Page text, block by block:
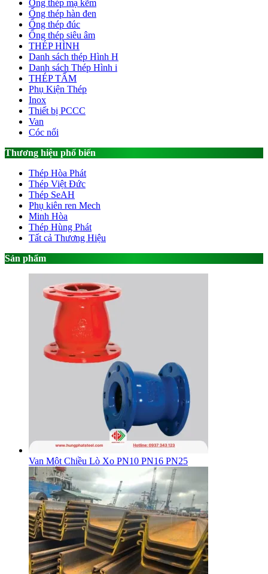
Ống thép mạ kẽm
Ống thép hàn đen
Ống thép đúc
Ống thép siêu âm
THÉP HÌNH
Danh sách thép Hình H
Danh sách Thép Hình i
THÉP TẤM
Phụ Kiện Thép
Inox
Thiết bị PCCC
Van
Cóc nối
Thương hiệu phổ biến
Thép Hòa Phát
Thép Việt Đức
Thép SeAH
Phụ kiên ren Mech
Minh Hòa
Thép Hùng Phát
Tất cả Thương Hiệu
Sản phẩm
Van Một Chiều Lò Xo PN10 PN16 PN25